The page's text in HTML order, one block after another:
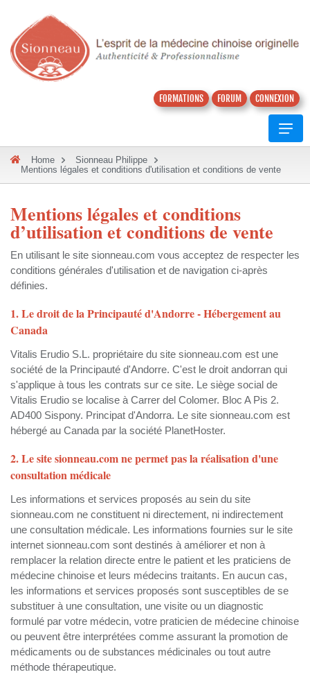
FORMATIONS FORUM CONNEXION
Home
Sionneau Philippe
Mentions légales et conditions d'utilisation et conditions de vente
Mentions légales et conditions
d’utilisation et conditions de vente
En utilisant le site sionneau.com vous acceptez de respecter les
conditions générales d'utilisation et de navigation ci-après
définies.
1. Le droit de la Principauté d'Andorre - Hébergement au
Canada
Vitalis Erudio S.L. propriétaire du site sionneau.com est une
société de la Principauté d'Andorre. C'est le droit andorran qui
s'applique à tous les contrats sur ce site. Le siège social de
Vitalis Erudio se localise à Carrer del Colomer. Bloc A Pis 2.
AD400 Sispony. Principat d'Andorra. Le site sionneau.com est
hébergé au Canada par la société PlanetHoster.
2. Le site sionneau.com ne permet pas la réalisation d'une
consultation médicale
Les informations et services proposés au sein du site
sionneau.com ne constituent ni directement, ni indirectement
une consultation médicale. Les informations fournies sur le site
internet sionneau.com sont destinés à améliorer et non à
remplacer la relation directe entre le patient et les praticiens de
médecine chinoise et leurs médecins traitants. En aucun cas,
les informations et services proposés sont susceptibles de se
substituer à une consultation, une visite ou un diagnostic
formulé par votre médecin, votre praticien de médecine chinoise
ou peuvent être interprétées comme assurant la promotion de
médicaments ou de substances médicinales ou tout autre
méthode thérapeutique.